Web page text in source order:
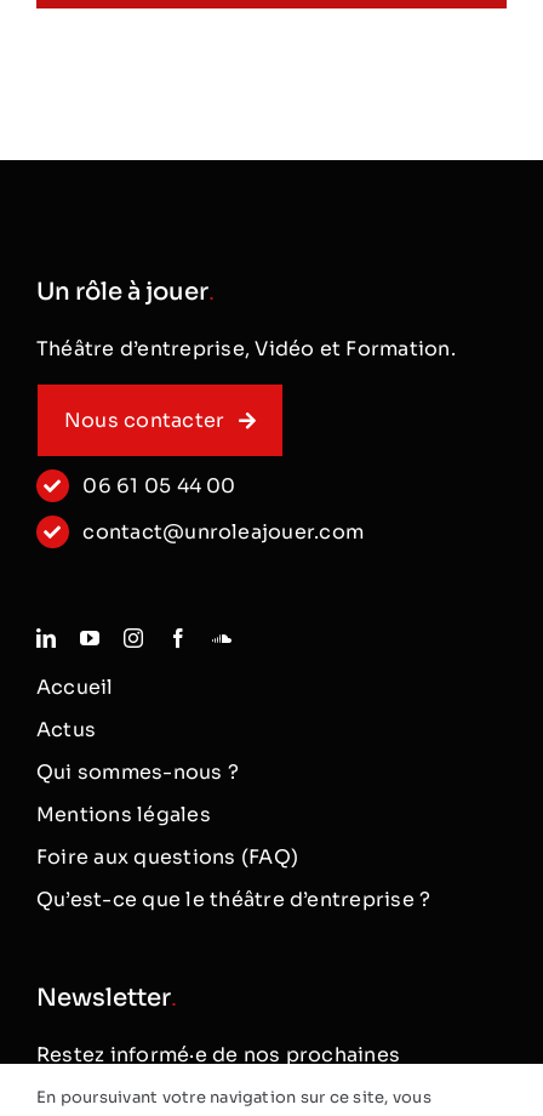
Un rôle à jouer.
Théâtre d’entreprise, Vidéo et Formation.
Nous contacter
06 61 05 44 00
contact@unroleajouer.com
Accueil
Actus
Qui sommes-nous ?
Mentions légales
Foire aux questions (FAQ)
Qu’est-ce que le théâtre d’entreprise ?
Newsletter.
Restez informé·e de nos prochaines
représentations théâtrales
En poursuivant votre navigation sur ce site, vous